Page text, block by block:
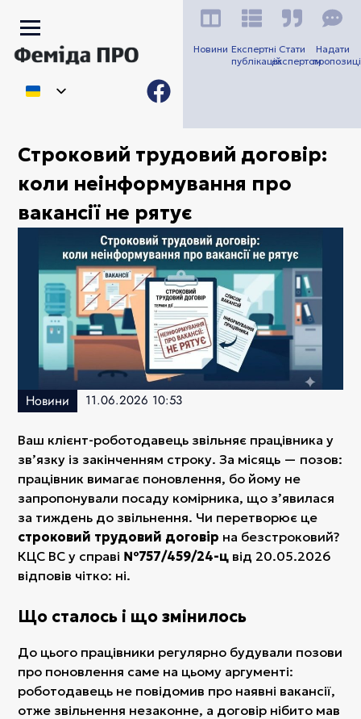
Новини Експертні
публікацій
Стати
експертом
Надати
Строковий трудовий договір:
коли неінформування про
вакансії не рятує
Новини 11.06.2026 10:53
Ваш клієнт-роботодавець звільняє працівника у
звʼязку із закінченням строку. За місяць — позов:
працівник вимагає поновлення, бо йому не
запропонували посаду комірника, що зʼявилася
за тиждень до звільнення. Чи перетворює це
строковий трудовий договір на безстроковий?
КЦС ВС у справі №757/459/24-ц від 20.05.2026
відповів чітко: ні.
Що сталось і що змінилось
До цього працівники регулярно будували позови
про поновлення саме на цьому аргументі:
роботодавець не повідомив про наявні вакансії,
отже звільнення незаконне, а договір нібито мав